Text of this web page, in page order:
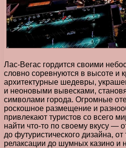
Лас-Вегас гордится своими
словно соревнуются в высоте и
архитектурные шедевры,
и неоновыми вывесками,
символами города. Огромные
роскошное размещение и
привлекают туристов со всего
найти что-то по своему вкусу —
до футуристического дизайна, от
релаксации до шумных казино и